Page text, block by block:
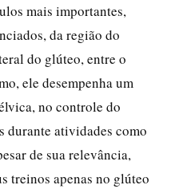
mais importantes,
da região do
do glúteo, entre o
ele desempenha um
no controle do
durante atividades como
de sua relevância,
treinos apenas no glúteo